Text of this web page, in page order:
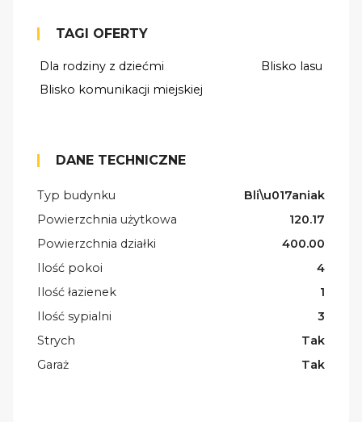
TAGI OFERTY
Dla rodziny z dziećmi
Blisko lasu
Blisko komunikacji miejskiej
DANE TECHNICZNE
Typ budynku
Bli\u017aniak
Powierzchnia użytkowa
120.17
Powierzchnia działki
400.00
Ilość pokoi
4
Ilość łazienek
1
Ilość sypialni
3
Strych
Tak
Garaż
Tak